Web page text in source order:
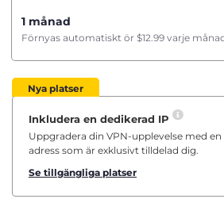
1 månad
Förnyas automatiskt ör $12.99 varje
Nya platser
Inkludera en dedikerad IP
Uppgradera din VPN-upplevelse med en
adress som är exklusivt tilldelad dig.
Se tillgängliga platser